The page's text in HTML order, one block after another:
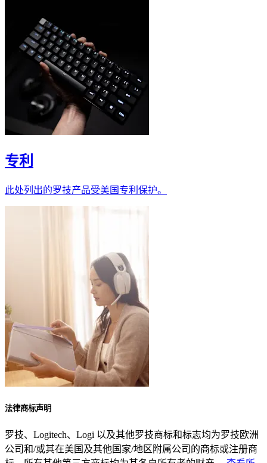
专利
此处列出的罗技产品受美国专利保护。
法律商标声明
罗技、Logitech、Logi 以及其他罗技商标和标志均为罗技欧洲
公司和/或其在美国及其他国家/地区附属公司的商标或注册商